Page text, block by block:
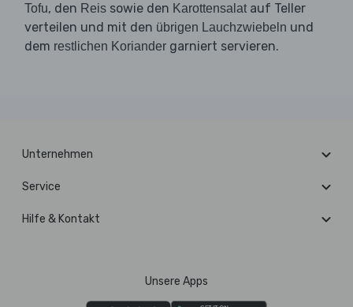
Tofu, den Reis sowie den Karottensalatauf Teller
verteilen und mit den übrigen Lauchzwiebeln und
dem restlichen Koriander garniert servieren.
Unternehmen
Service
Hilfe & Kontakt
Unsere Apps